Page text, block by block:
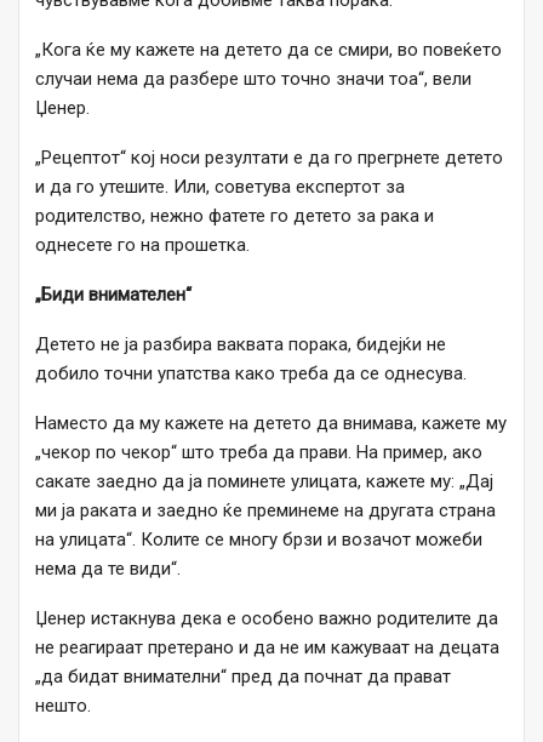
„Кога ќе му кажете на детето да се смири, во повеќето
случаи нема да разбере што точно значи тоа“, вели
Џенер.
„Рецептот“ кој носи резултати е да го прегрнете детето
и да го утешите. Или, советува експертот за
родителство, нежно фатете го детето за рака и
однесете го на прошетка.
„Биди внимателен“
Детето не ја разбира ваквата порака, бидејќи не
добило точни упатства како треба да се однесува.
Наместо да му кажете на детето да внимава, кажете му
„чекор по чекор“ што треба да прави. На пример, ако
сакате заедно да ја поминете улицата, кажете му: „Дај
ми ја раката и заедно ќе преминеме на другата страна
на улицата“. Колите се многу брзи и возачот можеби
нема да те види“.
Џенер истакнува дека е особено важно родителите да
не реагираат претерано и да не им кажуваат на децата
„да бидат внимателни“ пред да почнат да прават
нешто.